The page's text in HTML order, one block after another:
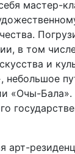
мастер-
в том
и
небольшое
«Очы-